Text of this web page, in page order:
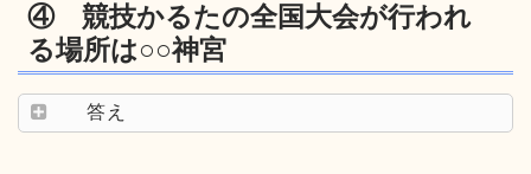
④ 競技かるたの全国大会が行われ
る場所は○○神宮
答え